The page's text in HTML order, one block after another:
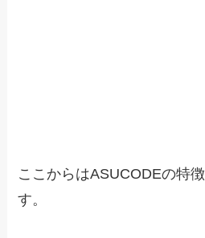
ここからはASUCODEの特徴
す。